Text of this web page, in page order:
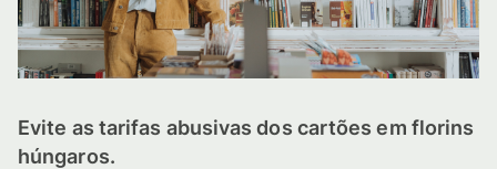
Evite as tarifas abusivas dos cartões em florins
húngaros.